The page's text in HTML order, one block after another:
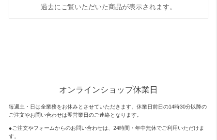
過去にご覧いただいた商品が表示されます。
オンラインショップ休業日
毎週土・日は全業務をお休みとさせていただきます。休業日前日の14時30分以降の
ご注文やお問い合わせは翌営業日のご連絡となります。
●ご注文やフォームからのお問い合わせは、 24時間・年中無休でご利用いただけま
す。